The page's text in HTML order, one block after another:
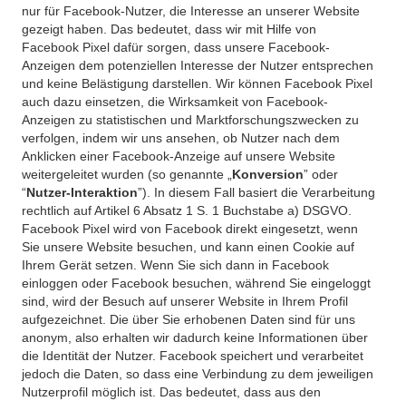
nur für Facebook-Nutzer, die Interesse an unserer Website
gezeigt haben. Das bedeutet, dass wir mit Hilfe von
Facebook Pixel dafür sorgen, dass unsere Facebook-
Anzeigen dem potenziellen Interesse der Nutzer entsprechen
und keine Belästigung darstellen. Wir können Facebook Pixel
auch dazu einsetzen, die Wirksamkeit von Facebook-
Anzeigen zu statistischen und Marktforschungszwecken zu
verfolgen, indem wir uns ansehen, ob Nutzer nach dem
Anklicken einer Facebook-Anzeige auf unsere Website
weitergeleitet wurden (so genannte „ Konversion” oder
“Nutzer-Interaktion”). In diesem Fall basiert die Verarbeitung
rechtlich auf Artikel 6 Absatz 1 S. 1 Buchstabe a) DSGVO.
Facebook Pixel wird von Facebook direkt eingesetzt, wenn
Sie unsere Website besuchen, und kann einen Cookie auf
Ihrem Gerät setzen. Wenn Sie sich dann in Facebook
einloggen oder Facebook besuchen, während Sie eingeloggt
sind, wird der Besuch auf unserer Website in Ihrem Profil
aufgezeichnet. Die über Sie erhobenen Daten sind für uns
anonym, also erhalten wir dadurch keine Informationen über
die Identität der Nutzer. Facebook speichert und verarbeitet
jedoch die Daten, so dass eine Verbindung zu dem jeweiligen
Nutzerprofil möglich ist. Das bedeutet, dass aus den